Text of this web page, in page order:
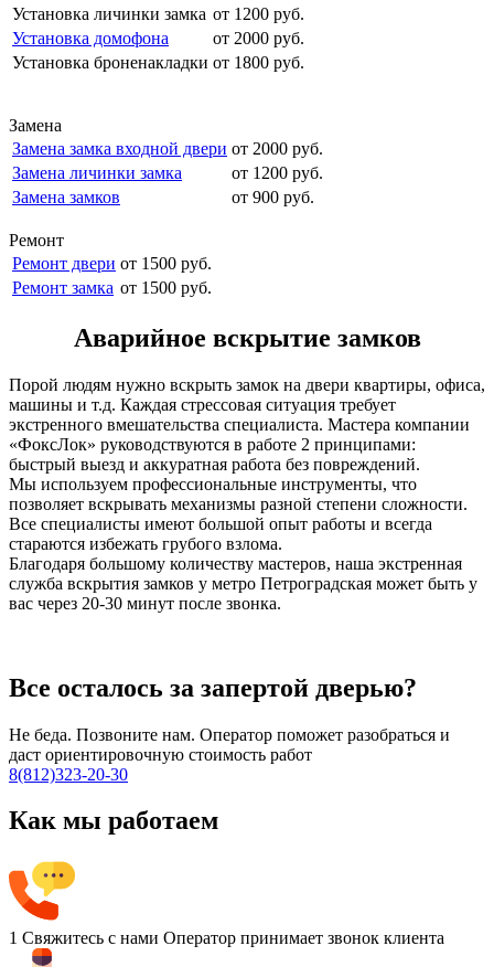
Установка личинки замка от 1200 руб.
Установка домофона
от 2000 руб.
Установка броненакладки от 1800 руб.
Замена
Замена замка входной двери от 2000 руб.
Замена личинки замка
от 1200 руб.
Замена замков
от 900 руб.
Ремонт
Ремонт двери от 1500 руб.
Ремонт замка от 1500 руб.
Аварийное вскрытие замков
Порой людям нужно вскрыть замок на двери квартиры, офиса,
машины и т.д. Каждая стрессовая ситуация требует
экстренного вмешательства специалиста. Мастера компании
«ФоксЛок» руководствуются в работе 2 принципами:
быстрый выезд и аккуратная работа без повреждений.
Мы используем профессиональные инструменты, что
позволяет вскрывать механизмы разной степени сложности.
Все специалисты имеют большой опыт работы и всегда
стараются избежать грубого взлома.
Благодаря большому количеству мастеров, наша экстренная
служба вскрытия замков у метро Петроградская может быть у
вас через 20-30 минут после звонка.
Все осталось за запертой дверью?
Не беда. Позвоните нам. Оператор поможет разобраться и
даст ориентировочную стоимость работ
8(812)323-20-30
Как мы работаем
1 Свяжитесь с нами Оператор принимает звонок клиента